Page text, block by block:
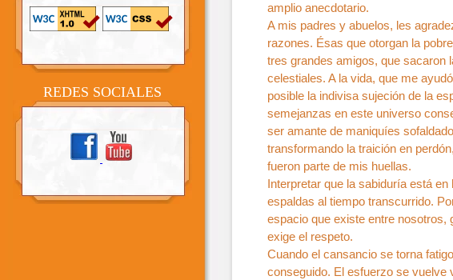
REDES SOCIALES
amplio anecdotario.
A mis padres y abuelos, les
razones. Ésas que otorgan la
tres grandes amigos, que sacaron
celestiales. A la vida, que me
posible la indivisa sujeción de la
semejanzas en este universo
ser amante de maniquíes
transformando la traición en
fueron parte de mis huellas.
Interpretar que la sabiduría está
espaldas al tiempo transcurrido.
espacio que existe entre nosotros,
exige el respeto.
Cuando el cansancio se torna
conseguido. El esfuerzo se vuelve